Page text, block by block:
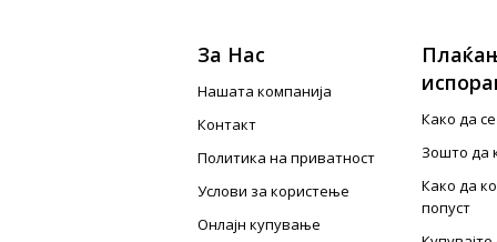
За Нас
Нашата компанија
Контакт
Политика на приватност
Услови за користење
Онлајн купување
Како да
Зошто да
Како да
попуст